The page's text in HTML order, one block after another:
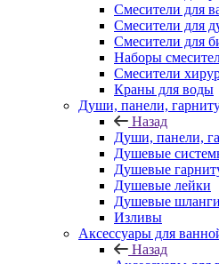
Смесители для
Смесители для
Смесители для
Наборы
Смесители
Краны для воды
Души, панели,
Назад
Души, панели,
Душевые
Душевые
Душевые лейки
Душевые шланги
Изливы
Аксессуары для
Назад